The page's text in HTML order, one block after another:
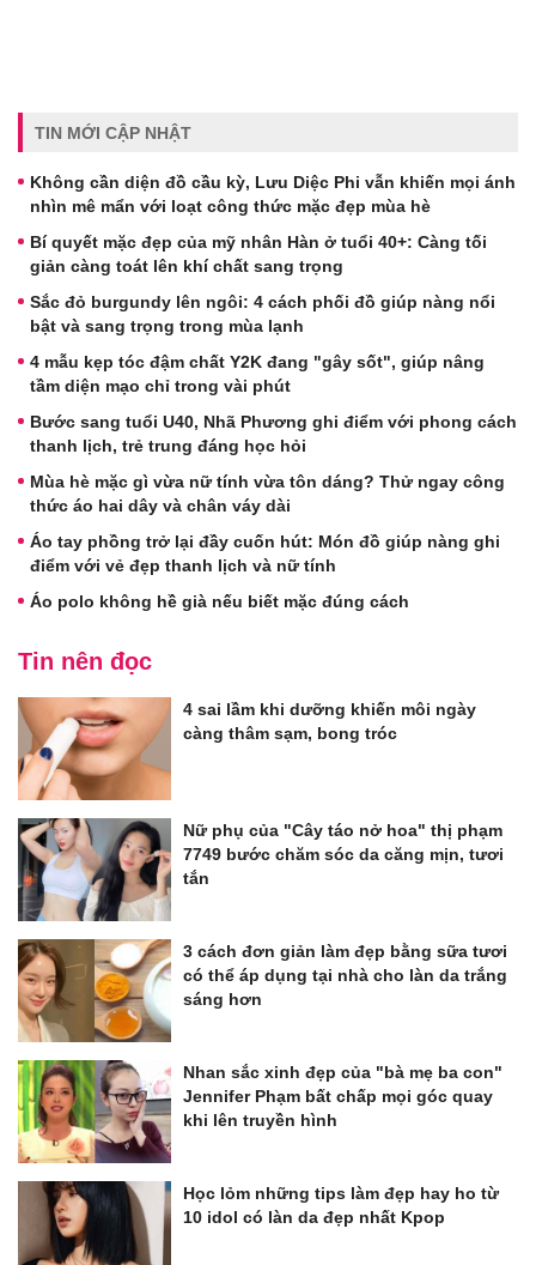
TIN MỚI CẬP NHẬT
Không cần diện đồ cầu kỳ, Lưu Diệc Phi vẫn khiến mọi ánh
nhìn mê mẩn với loạt công thức mặc đẹp mùa hè
Bí quyết mặc đẹp của mỹ nhân Hàn ở tuổi 40+: Càng tối
giản càng toát lên khí chất sang trọng
Sắc đỏ burgundy lên ngôi: 4 cách phối đồ giúp nàng nổi
bật và sang trọng trong mùa lạnh
4 mẫu kẹp tóc đậm chất Y2K đang "gây sốt", giúp nâng
tầm diện mạo chỉ trong vài phút
Bước sang tuổi U40, Nhã Phương ghi điểm với phong cách
thanh lịch, trẻ trung đáng học hỏi
Mùa hè mặc gì vừa nữ tính vừa tôn dáng? Thử ngay công
thức áo hai dây và chân váy dài
Áo tay phồng trở lại đầy cuốn hút: Món đồ giúp nàng ghi
điểm với vẻ đẹp thanh lịch và nữ tính
Áo polo không hề già nếu biết mặc đúng cách
Tin nên đọc
4 sai lầm khi dưỡng khiến môi ngày
càng thâm sạm, bong tróc
Nữ phụ của "Cây táo nở hoa" thị phạm
7749 bước chăm sóc da căng mịn, tươi
tắn
3 cách đơn giản làm đẹp bằng sữa tươi
có thể áp dụng tại nhà cho làn da trắng
sáng hơn
Nhan sắc xinh đẹp của "bà mẹ ba con"
Jennifer Phạm bất chấp mọi góc quay
khi lên truyền hình
Học lỏm những tips làm đẹp hay ho từ
10 idol có làn da đẹp nhất Kpop